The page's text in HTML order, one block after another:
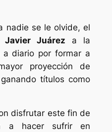
nadie se le olvide, el
Javier Juárez a la
a diario por formar a
proyección de
títulos como
disfrutar este fin de
a hacer sufrir en